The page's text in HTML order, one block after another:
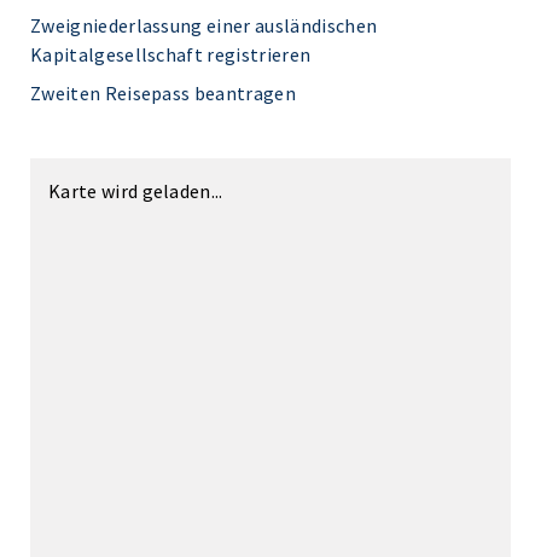
Zweigniederlassung einer ausländischen
Kapitalgesellschaft registrieren
Zweiten Reisepass beantragen
Karte wird geladen...